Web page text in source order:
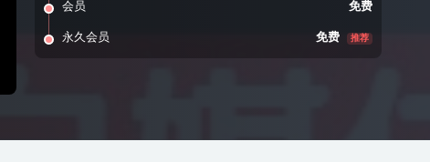
会员 免费
永久会员 免费 推荐